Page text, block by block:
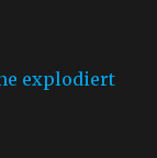
explodiert